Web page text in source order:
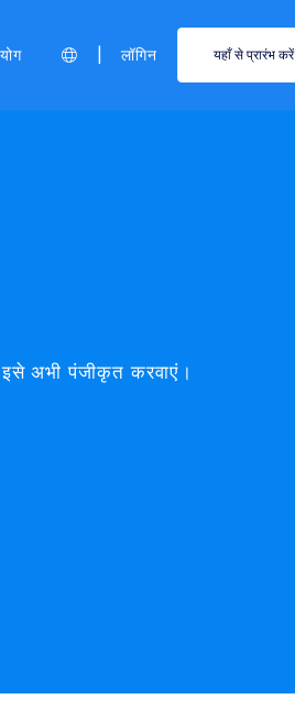
लॉगिन यहाँ से प्रारंभ करें
अभी पंजीकृत करवाएं।